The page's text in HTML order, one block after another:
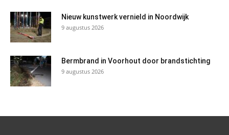
Nieuw kunstwerk vernield in Noordwijk
9 augustus 2026
Bermbrand in Voorhout door brandstichting
9 augustus 2026